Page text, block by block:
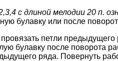
с длиной мелодии 20 п.
булавку или после
петли
булавку после поворота
ряда. Повернуть